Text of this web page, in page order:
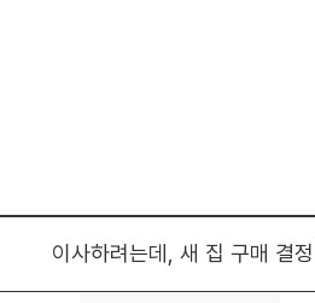
이사하려는데, 새 집 구매 결